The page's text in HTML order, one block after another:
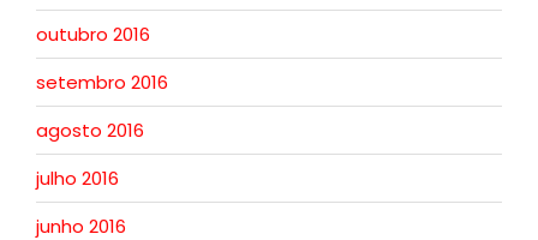
outubro 2016
setembro 2016
agosto 2016
julho 2016
junho 2016